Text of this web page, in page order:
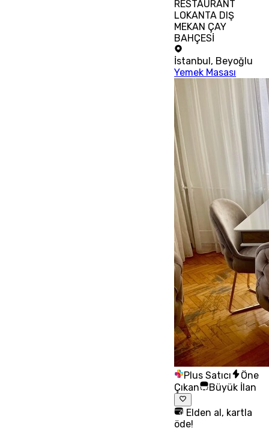
RESTAURANT
LOKANTA DIŞ
MEKAN ÇAY
BAHÇESİ
İstanbul, Beyoğlu
Yemek Masası
Plus Satıcı
Öne
Çıkan
Büyük İlan
Elden al, kartla
öde!